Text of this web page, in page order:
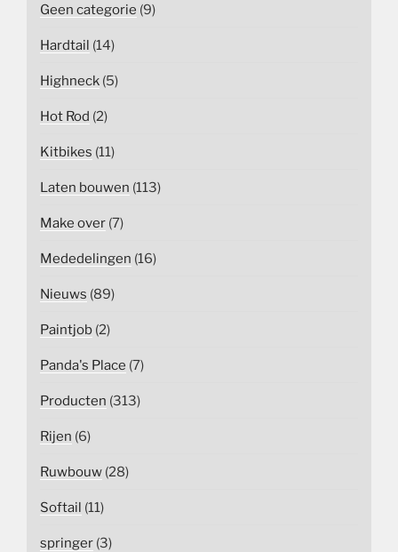
Geen categorie (9)
Hardtail (14)
Highneck (5)
Hot Rod (2)
Kitbikes (11)
Laten bouwen (113)
Make over (7)
Mededelingen (16)
Nieuws (89)
Paintjob (2)
Panda's Place (7)
Producten (313)
Rijen (6)
Ruwbouw (28)
Softail (11)
springer (3)